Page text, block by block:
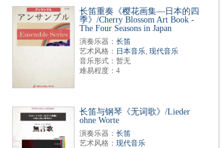
长笛重奏《樱花画集—日本的四
季》/Cherry Blossom Art Book -
The Four Seasons in Japan
演奏乐器： 长笛
艺术风格： 日本音乐, 现代音乐
音乐形式：暂无
难易程度：4
长笛与钢琴《无词歌》/Lieder
ohne Worte
演奏乐器： 长笛
艺术风格： 现代音乐